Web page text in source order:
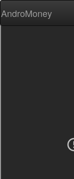
AndroMoney